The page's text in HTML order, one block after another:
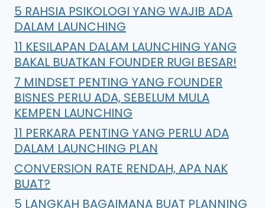
5 RAHSIA PSIKOLOGI YANG WAJIB ADA
DALAM LAUNCHING
11 KESILAPAN DALAM LAUNCHING YANG
BAKAL BUATKAN FOUNDER RUGI BESAR!
7 MINDSET PENTING YANG FOUNDER
BISNES PERLU ADA, SEBELUM MULA
KEMPEN LAUNCHING
11 PERKARA PENTING YANG PERLU ADA
DALAM LAUNCHING PLAN
CONVERSION RATE RENDAH, APA NAK
BUAT?
5 LANGKAH BAGAIMANA BUAT PLANNING